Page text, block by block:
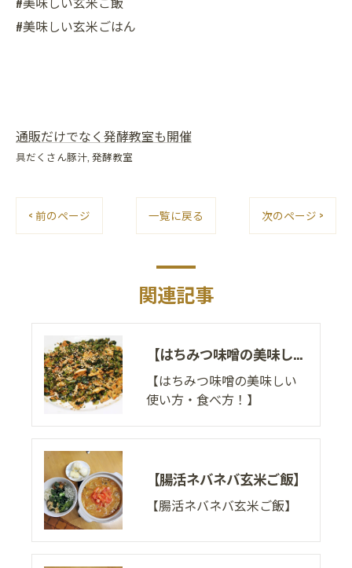
#美味しい玄米ごはん
通販だけでなく発酵教室も開催
具だくさん豚汁 発酵教室
< 前のページ 一覧に戻る 次のページ >
関連記事
【はちみつ味噌の美味しい使い方・食べ方！】
【はちみつ味噌の美味しい
使い方・食べ方！】
【腸活ネバネバ玄米ご飯】
【腸活ネバネバ玄米ご飯】